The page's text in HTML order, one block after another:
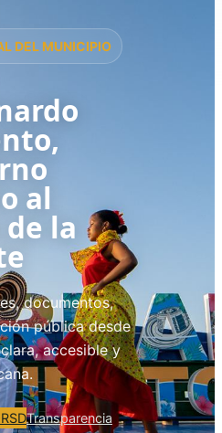
DEL MUNICIPIO
al
la
documentos,
pública desde
accesible y
Transparencia